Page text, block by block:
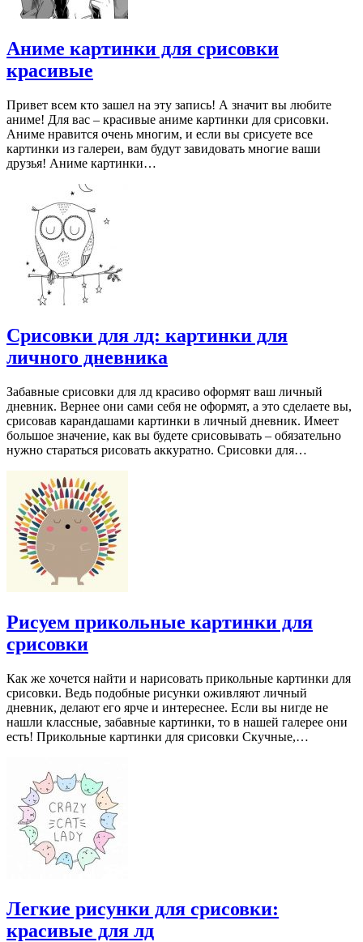
Аниме картинки для срисовки
красивые
Привет всем кто зашел на эту запись! А значит вы любите
аниме! Для вас – красивые аниме картинки для срисовки.
Аниме нравится очень многим, и если вы срисуете все
картинки из галереи, вам будут завидовать многие ваши
друзья! Аниме картинки…
Срисовки для лд: картинки для
личного дневника
Забавные срисовки для лд красиво оформят ваш личный
дневник. Вернее они сами себя не оформят, а это сделаете вы,
срисовав карандашами картинки в личный дневник. Имеет
большое значение, как вы будете срисовывать – обязательно
нужно стараться рисовать аккуратно. Срисовки для…
Рисуем прикольные картинки для
срисовки
Как же хочется найти и нарисовать прикольные картинки для
срисовки. Ведь подобные рисунки оживляют личный
дневник, делают его ярче и интереснее. Если вы нигде не
нашли классные, забавные картинки, то в нашей галерее они
есть! Прикольные картинки для срисовки Скучные,…
Легкие рисунки для срисовки:
красивые для лд